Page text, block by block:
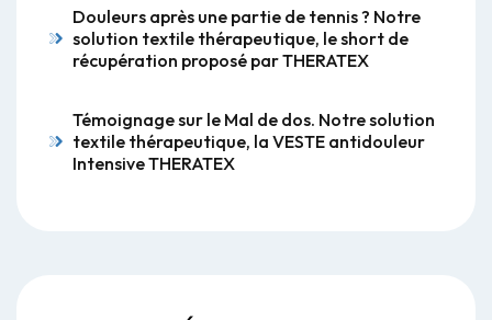
Douleurs après une partie de tennis ? Notre
solution textile thérapeutique, le short de
récupération proposé par THERATEX
Témoignage sur le Mal de dos. Notre solution
textile thérapeutique, la VESTE antidouleur
Intensive THERATEX